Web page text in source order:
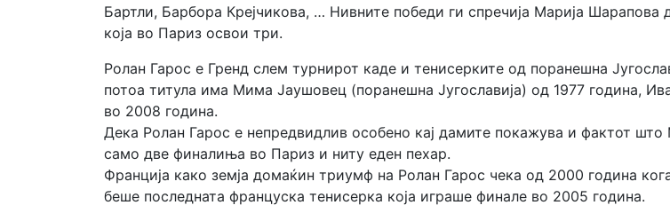
Бартли, Барбора Крејчикова, … Нивните победи ги спречија Марија
која во Париз освои три.
Ролан Гарос е Гренд слем турнирот каде и тенисерките од поранешна
потоа титула има Мима Јаушовец (поранешна Југославија) од 1977 година,
во 2008 година.
Дека Ролан Гарос е непредвидлив особено кај дамите покажува и фактот
само две финалиња во Париз и ниту еден пехар.
Франција како земја домаќин триумф на Ролан Гарос чека од 2000 година
беше последната француска тенисерка која играше финале во 2005 година.